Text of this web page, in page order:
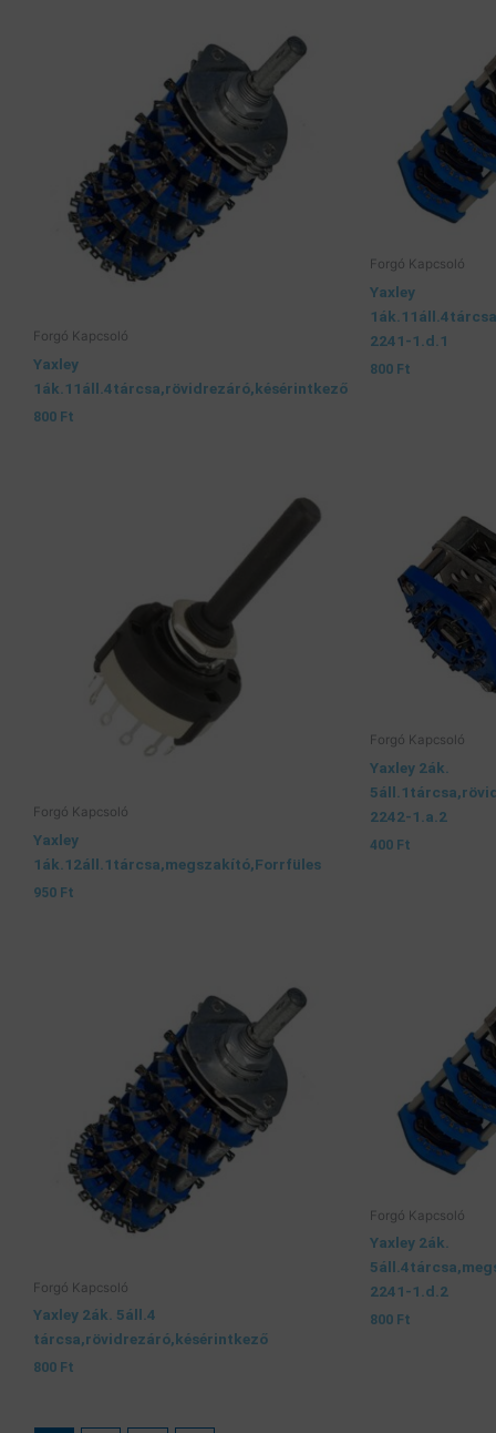
Forgó Kapcsoló
Yaxley
1ák.11áll.4tárcsa,rövidrezáró,késérintkező
800 Ft
Forgó Kapcsoló
Yaxley
2241-1.d.1
800 Ft
Forgó Kapcsoló
Yaxley
1ák.12áll.1tárcsa,megszakító,Forrfüles
950 Ft
Forgó Kapcsoló
Yaxley 2ák.
2242-1.a.2
400 Ft
Forgó Kapcsoló
Yaxley 2ák. 5áll.4
tárcsa,rövidrezáró,késérintkező
800 Ft
Forgó Kapcsoló
Yaxley 2ák.
2241-1.d.2
800 Ft